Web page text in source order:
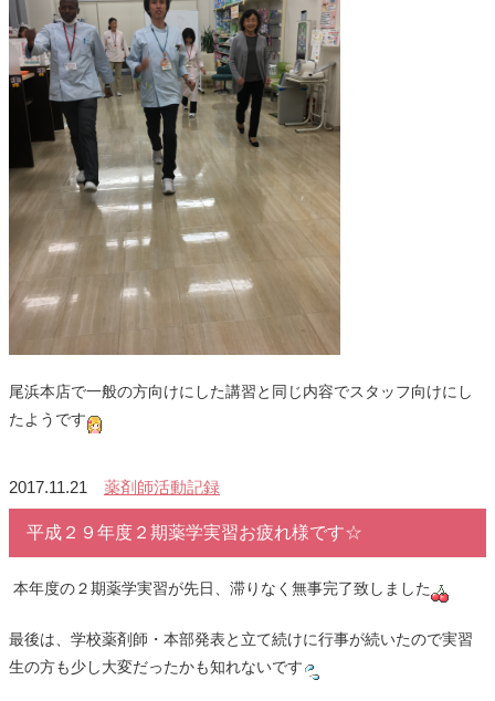
尾浜本店で一般の方向けにした講習と同じ内容でスタッフ向けにし
たようです
2017.11.21 薬剤師活動記録
平成２９年度２期薬学実習お疲れ様です☆
本年度の２期薬学実習が先日、滞りなく無事完了致しました
最後は、学校薬剤師・本部発表と立て続けに行事が続いたので実習
生の方も少し大変だったかも知れないです